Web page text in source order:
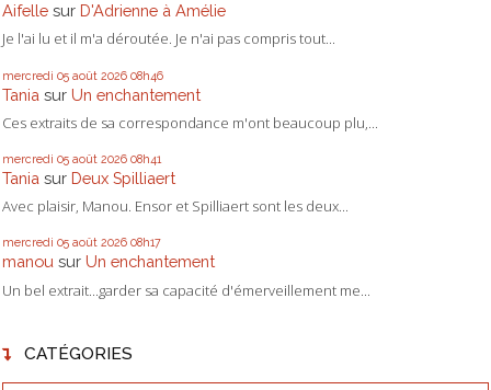
Aifelle sur D'Adrienne à Amélie
Je l'ai lu et il m'a déroutée. Je n'ai pas compris tout...
mercredi 05 août 2026 08h46
Tania sur Un enchantement
Ces extraits de sa correspondance m'ont beaucoup plu,...
mercredi 05 août 2026 08h41
Tania sur Deux Spilliaert
Avec plaisir, Manou. Ensor et Spilliaert sont les deux...
mercredi 05 août 2026 08h17
manou sur Un enchantement
Un bel extrait...garder sa capacité d'émerveillement me...
CATÉGORIES